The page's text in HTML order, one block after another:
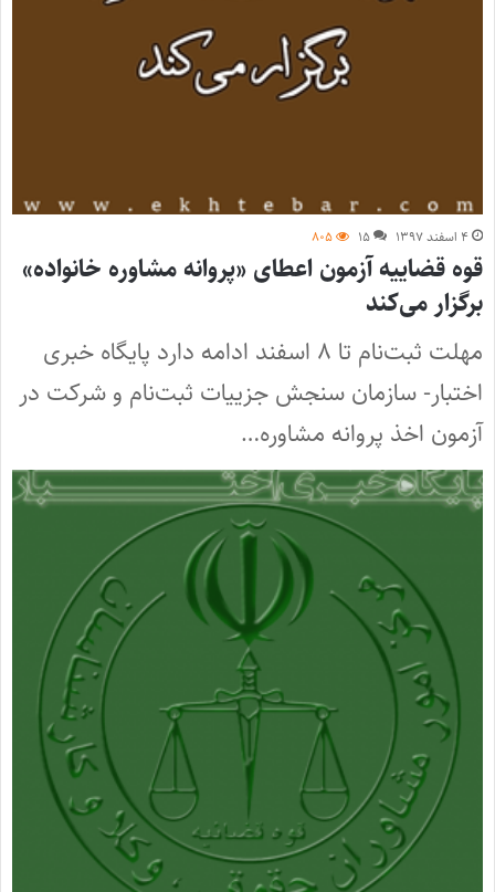
۴ اسفند ۱۳۹۷ ۱۵ ۸۰۵
قوه قضاییه آزمون اعطای «پروانه مشاوره خانواده»
برگزار می‌کند
مهلت ثبت‌نام تا ۸ اسفند ادامه دارد پایگاه خبری
اختبار- سازمان سنجش جزییات ثبت‌نام و شرکت در
آزمون اخذ پروانه مشاوره…